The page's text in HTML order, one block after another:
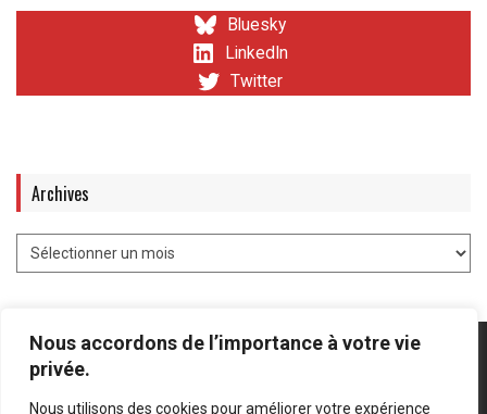
Nous accordons de l’importance à votre vie
privée.
Nous utilisons des cookies pour améliorer votre expérience
Bluesky
LinkedIn
Twitter
Archives